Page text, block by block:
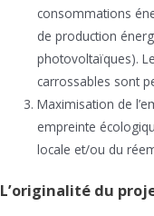
consommations
de production
photovoltaïques).
carrossables sont
Maximisation de
empreinte
locale et/ou du
L’originalité du